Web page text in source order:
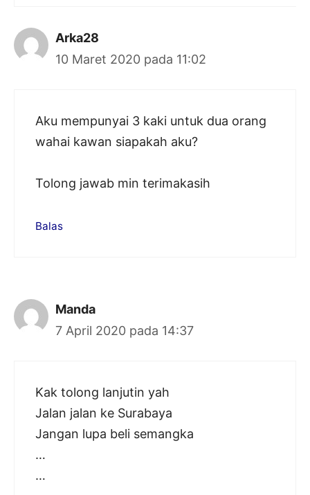
Arka28
10 Maret 2020 pada 11:02
Aku mempunyai 3 kaki untuk dua orang
wahai kawan siapakah aku?
Tolong jawab min terimakasih
Balas
Manda
7 April 2020 pada 14:37
Kak tolong lanjutin yah
Jalan jalan ke Surabaya
Jangan lupa beli semangka
…
…